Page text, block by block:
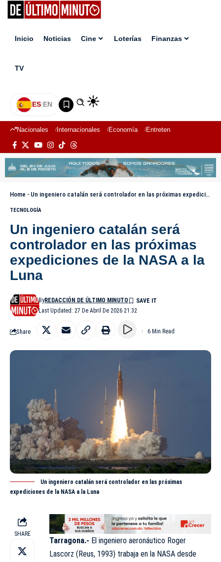
Inicio Noticias Cine Loterías Finanzas
TV
ES|EN
Nacionales Internacionales Economía Entretenimiento
Home - Un ingeniero catalán será controlador en las próximas expediciones de la NASA a la Luna
TECNOLOGÍA
Un ingeniero catalán será
controlador en las próximas
expediciones de la NASA a la
Luna
Last Updated: 27 De Abril De 2026 21:32
ByREDACCIÓN DE ÚLTIMO MINUTO
Share 6 Min Read
Un ingeniero catalán será controlador en las próximas
expediciones de la NASA a la Luna
SHARE
Tarragona.- El ingeniero aeronáutico Roger
Lascorz (Reus, 1993) trabaja en la NASA desde